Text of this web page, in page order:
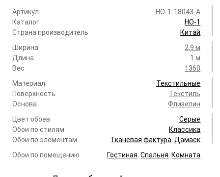
Артикул
HO-1-18043-A
Каталог
HO-1
Страна производитель
Китай
Ширина
2,9 м
Длина
1 м
Вес
1360
Материал
Текстильные
Поверхность
Текстиль
Основа
Флизелин
Цвет обоев
Серые
Обои по стилям
Классика
Обои по элементам
Тканевая фактура.Дамаск
Обои по помещению
Гостиная.Спальня. Комната